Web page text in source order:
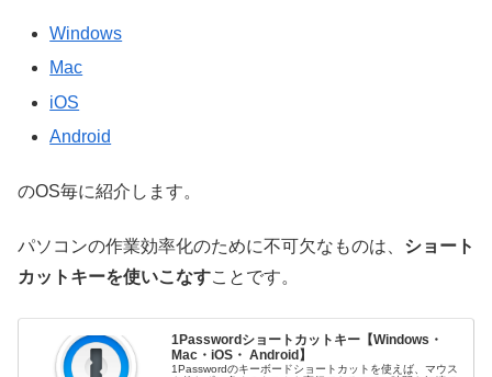
Windows
Mac
iOS
Android
のOS毎に紹介します。
パソコンの作業効率化のために不可欠なものは、 ショート
カットキーを使いこなすことです。
1Passwordショートカットキー【Windows・
Mac・iOS・ Android】
1Passwordのキーボードショートカットを使えば、マウス